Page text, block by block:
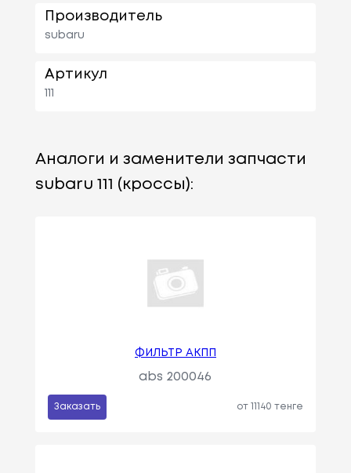
Производитель
subaru
Артикул
111
Аналоги и заменители запчасти
subaru 111 (кроссы):
ФИЛЬТР АКПП
abs 200046
Заказать от 11140 тенге